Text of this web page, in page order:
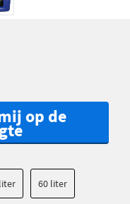
op de
60 liter